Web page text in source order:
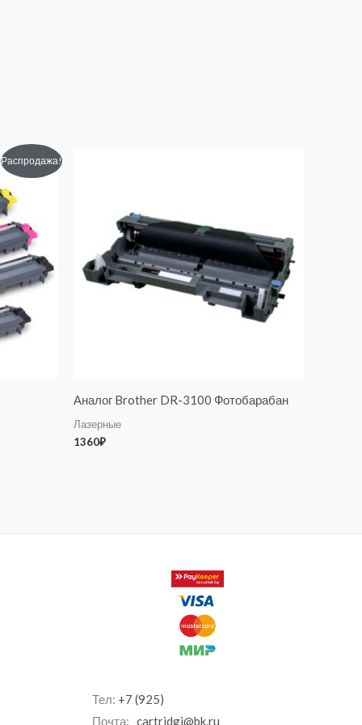
Распродажа!
Аналог Brother DR-3100 Фотобарабан
Лазерные
1360₽
Тел: +7 (925)
Почта: cartridgi@bk.ru